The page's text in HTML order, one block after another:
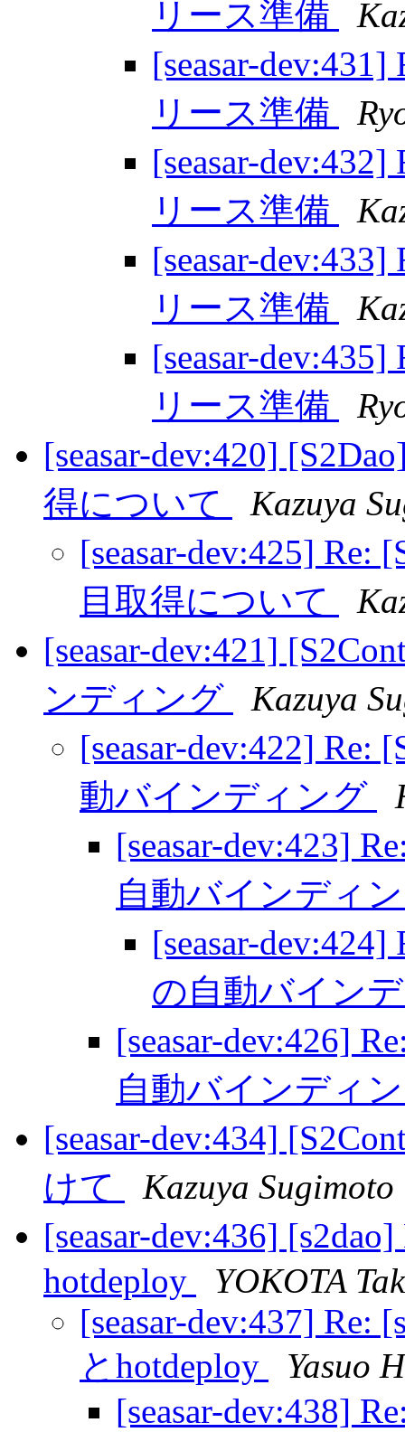
リース準備
[seasar-
リース準備
[seasar-
リース準備
[seasar-
リース準備
[seasar-
リース準備
[seasar-dev:420]
得について
Kazuya
[seasar-dev:425]
目取得について
[seasar-dev:421]
ンディング
Kazuya
[seasar-dev:422] Re:
動バインディング
[seasar-dev:423]
自動バインディ
[seasar-
の自動バイン
[seasar-dev:426]
自動バインディ
[seasar-dev:434]
けて
Kazuya Sugimoto
[seasar-dev:436]
hotdeploy
YOKOTA
[seasar-dev:437] Re:
とhotdeploy
Yasuo
[seasar-dev:438]